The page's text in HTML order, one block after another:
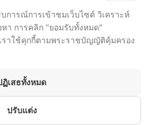
(Document
Wallet)
ChangeLog
Government Development Agency
การณ์การเข้าชมเว็บไซต์ วิเคราะห์
า การคลิก "ยอมรับทั้งหมด"
าใช้คุกกี้ตามพระราชบัญญัติคุ้มครอง
ฏิเสธทั้งหมด
ปรับแต่ง